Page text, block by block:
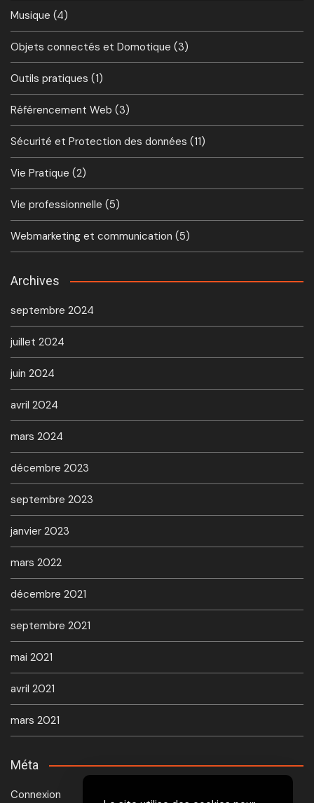
Musique (4)
Objets connectés et Domotique (3)
Outils pratiques (1)
Référencement Web (3)
Sécurité et Protection des données (11)
Vie Pratique (2)
Vie professionnelle (5)
Webmarketing et communication (5)
Archives
septembre 2024
juillet 2024
juin 2024
avril 2024
mars 2024
décembre 2023
septembre 2023
janvier 2023
mars 2022
décembre 2021
septembre 2021
mai 2021
avril 2021
mars 2021
Méta
Connexion